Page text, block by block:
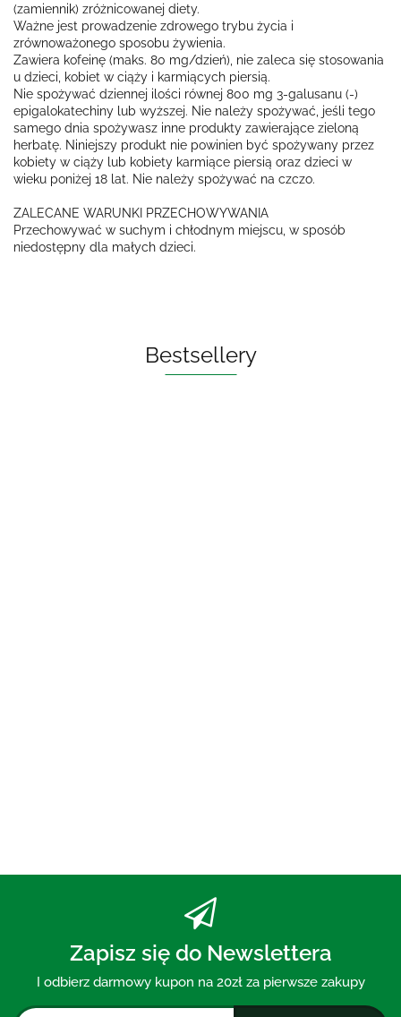
(zamiennik) zróżnicowanej diety.
Ważne jest prowadzenie zdrowego trybu życia i
zrównoważonego sposobu żywienia.
Zawiera kofeinę (maks. 80 mg/dzień), nie zaleca się stosowania
u dzieci, kobiet w ciąży i karmiących piersią.
Nie spożywać dziennej ilości równej 800 mg 3-galusanu (-)
epigalokatechiny lub wyższej. Nie należy spożywać, jeśli tego
samego dnia spożywasz inne produkty zawierające zieloną
herbatę. Niniejszy produkt nie powinien być spożywany przez
kobiety w ciąży lub kobiety karmiące piersią oraz dzieci w
wieku poniżej 18 lat. Nie należy spożywać na czczo.
ZALECANE WARUNKI PRZECHOWYWANIA
Przechowywać w suchym i chłodnym miejscu, w sposób
niedostępny dla małych dzieci.
Bestsellery
Zapisz się do Newslettera
I odbierz darmowy kupon na 20zł za pierwsze zakupy